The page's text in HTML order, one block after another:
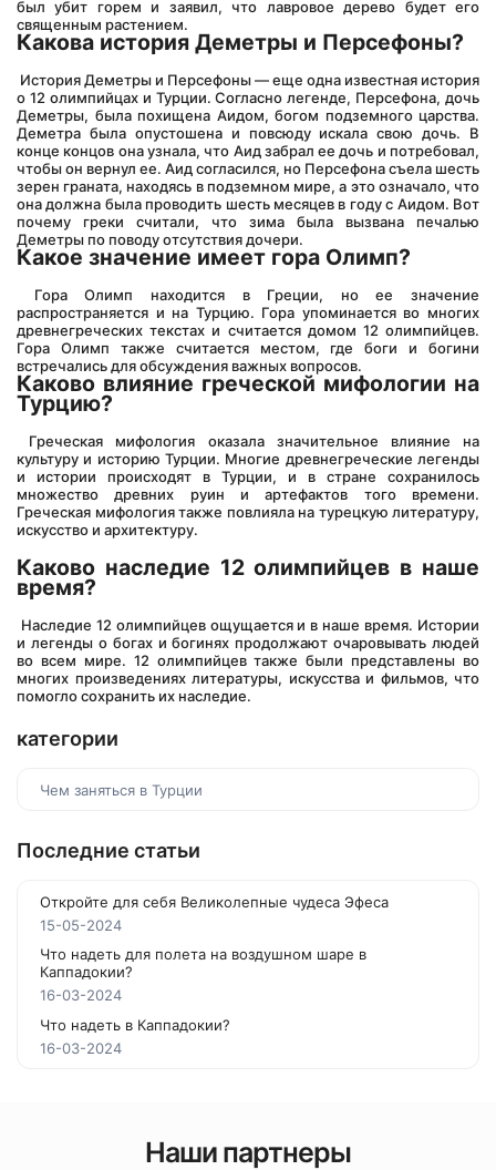
был убит горем и заявил, что лавровое дерево будет его
священным растением.
Какова история Деметры и Персефоны?
о 12 олимпийцах и Турции. Согласно легенде, Персефона, дочь
Деметры, была похищена Аидом, богом подземного царства.
Деметра была опустошена и повсюду искала свою дочь. В
конце концов она узнала, что Аид забрал ее дочь и потребовал,
чтобы он вернул ее. Аид согласился, но Персефона съела шесть
зерен граната, находясь в подземном мире, а это означало, что
она должна была проводить шесть месяцев в году с Аидом. Вот
почему греки считали, что зима была вызвана печалью
Деметры по поводу отсутствия дочери.
Какое значение имеет гора Олимп?
распространяется и на Турцию. Гора упоминается во многих
древнегреческих текстах и считается домом 12 олимпийцев.
Гора Олимп также считается местом, где боги и богини
встречались для обсуждения важных вопросов.
Каково влияние греческой мифологии на
Турцию?
культуру и историю Турции. Многие древнегреческие легенды
и истории происходят в Турции, и в стране сохранилось
множество древних руин и артефактов того времени.
Греческая мифология также повлияла на турецкую литературу,
искусство и архитектуру.
Каково наследие 12 олимпийцев в наше
время?
и легенды о богах и богинях продолжают очаровывать людей
во всем мире. 12 олимпийцев также были представлены во
многих произведениях литературы, искусства и фильмов, что
помогло сохранить их наследие.
категории
Чем заняться в Турции
Последние статьи
Откройте для себя Великолепные чудеса Эфеса
15-05-2024
Что надеть для полета на воздушном шаре в
Каппадокии?
16-03-2024
Что надеть в Каппадокии?
16-03-2024
Наши партнеры